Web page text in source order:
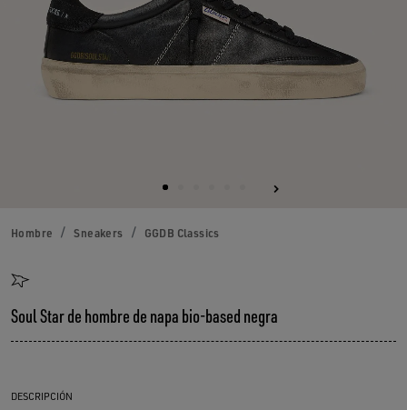
Hombre Sneakers GGDB Classics
Soul Star de hombre de napa bio-based negra
DESCRIPCIÓN